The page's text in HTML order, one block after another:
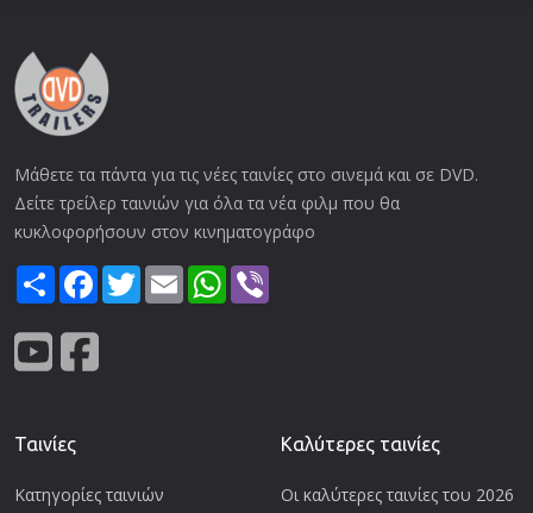
Μάθετε τα πάντα για τις νέες ταινίες στο σινεμά και σε DVD.
Δείτε τρείλερ ταινιών για όλα τα νέα φιλμ που θα
κυκλοφορήσουν στον κινηματογράφο
ShareFacebook
TwitterEmail WhatsApp
Ταινίες
Κατηγορίες ταινιών
Καλύτερες ταινίες
Οι καλύτερες ταινίες του 2026